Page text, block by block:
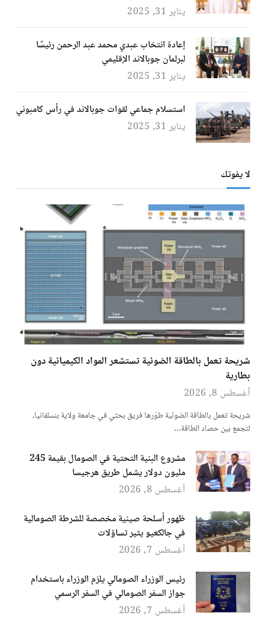
يناير 31, 2025
إعادة انتخاب عبدي محمد عبد الرحمن رئيسًا
لبرلمان جوبالاند الإقليمي
يناير 31, 2025
استسلام جماعي لقوات جوبالاند في رأس كامبوني
يناير 31, 2025
لا يفوتك
شريحة تعمل بالطاقة الضوئية تستشعر المواد الكيميائية دون
بطارية
أغسطس 8, 2026
شريحة تعمل بالطاقة الضوئية طوّرها فريق بحثي في جامعة ولاية بنسلفانيا،
لتجمع بين حصاد الطاقة…
مشروع البنية التحتية في الصومال بقيمة 245
مليون دولار يشمل طريق هرجيسا
أغسطس 8, 2026
ظهور أسلحة صينية مخصصة للشرطة الصومالية
في جالكعيو يثير تساؤلات
أغسطس 7, 2026
رئيس الوزراء الصومالي يلزم الوزراء باستخدام
جواز السفر الصومالي في السفر الرسمي
أغسطس 7, 2026